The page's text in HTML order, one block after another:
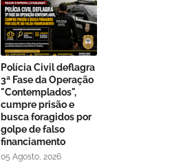
Polícia Civil deflagra
3ª Fase da Operação
"Contemplados",
cumpre prisão e
busca foragidos por
golpe de falso
financiamento
05 Agosto, 2026